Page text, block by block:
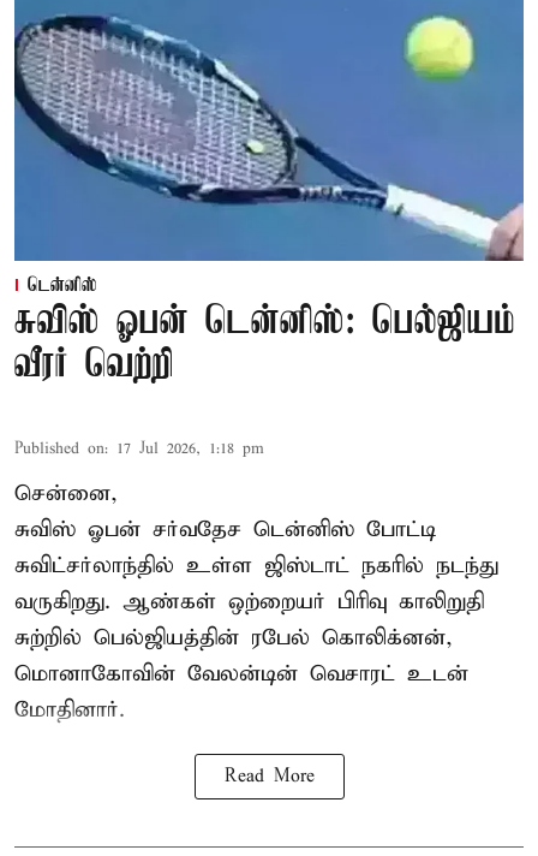
டென்னிஸ்
சுவிஸ் ஓபன் டென்னிஸ்: பெல்ஜியம்
வீரர் வெற்றி
Published on: 17 Jul 2026, 1:18 pm
சென்னை,
சுவிஸ் ஓபன் சர்வதேச டென்னிஸ் போட்டி
சுவிட்சர்லாந்தில் உள்ள ஜிஸ்டாட் நகரில் நடந்து
வருகிறது. ஆண்கள் ஒற்றையர் பிரிவு காலிறுதி
சுற்றில் பெல்ஜியத்தின் ரபேல் கொலிக்னன்,
மொனாகோவின் வேலன்டின் வெசாரட் உடன்
மோதினார்.
Read More